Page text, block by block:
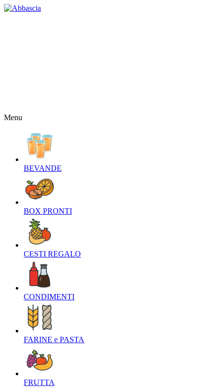
Menu
BEVANDE‎
BOX PRONTI‎
CESTI REGALO‎
CONDIMENTI‎
FARINE e PASTA‎
FRUTTA‎